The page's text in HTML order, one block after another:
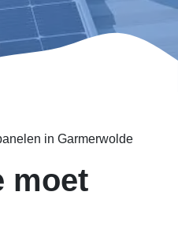
in Garmerwolde
moet